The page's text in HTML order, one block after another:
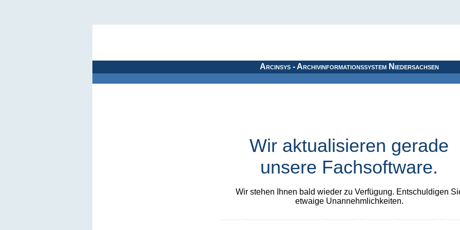
Arcinsys - Archivinformationssystem Niedersachsen
Wir aktualisieren gerade
unsere Fachsoftware.
Wir stehen Ihnen bald wieder zu Verfügung. Entschuldigen
etwaige Unannehmlichkeiten.